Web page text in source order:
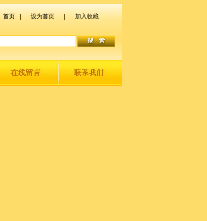
首页 设为首页 加入收藏